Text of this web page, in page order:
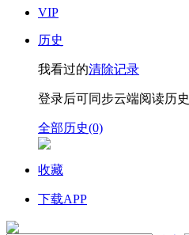
VIP
历史
我看过的清除记录
登录后可同步云端阅读历史
全部历史(0)
收藏
下载APP